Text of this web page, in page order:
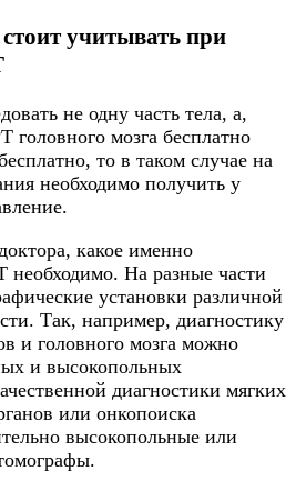
учитывать при
не одну часть тела, а,
головного мозга бесплатно
то в таком случае на
необходимо получить у
какое именно
необходимо. На разные части
установки различной
Так, например, диагностику
и головного мозга можно
и высокопольных
диагностики мягких
или онкопоиска
высокопольные или